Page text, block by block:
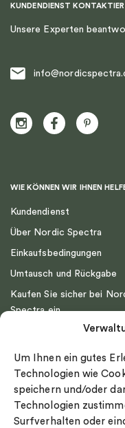
Um Ihnen ein gutes
Technologien wie
speichern und/oder
Technologien
Surfverhalten oder
KUNDENDIENST
Unsere Experten
WIE KÖNNEN WIR IHNEN
Kundendienst
Über Nordic Spectra
Einkaufsbedingungen
Umtausch und Rückgabe
Kaufen Sie sicher bei
Spectra ein
Impressum
Ringgröße
Widerrufsrecht
Cookie-policy